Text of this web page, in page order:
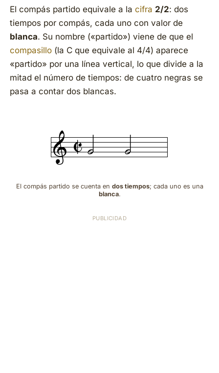
El compás partido equivale a la cifra 2/2: dos
tiempos por compás, cada uno con valor de
blanca. Su nombre («partido») viene de que el
compasillo (la C que equivale al 4/4) aparece
«partido» por una línea vertical, lo que divide a la
mitad el número de tiempos: de cuatro negras se
pasa a contar dos blancas.
El compás partido se cuenta en dos tiempos; cada uno es una
blanca.